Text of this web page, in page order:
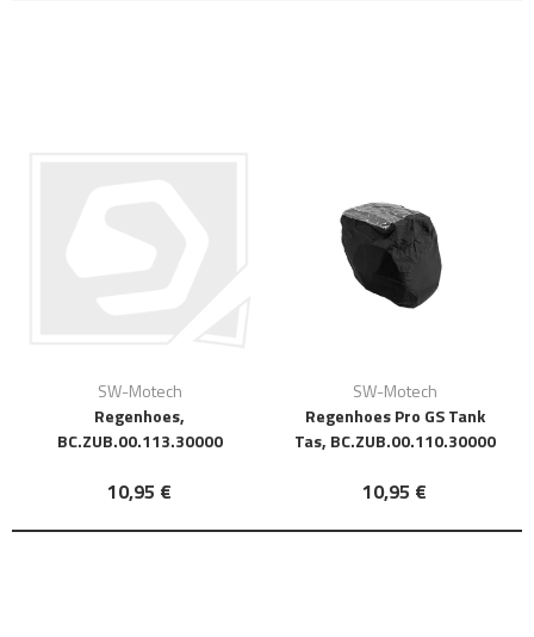
SW-Motech
Regenhoes,
BC.ZUB.00.113.30000
10,95 €
SW-Motech
Regenhoes Pro GS Tank
Tas, BC.ZUB.00.110.30000
10,95 €